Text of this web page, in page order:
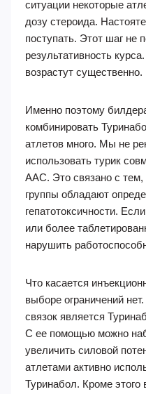
ситуации некоторые
дозу стероида.
поступать. Этот шаг не
результативность
возрастут существенно.
Именно поэтому
комбинировать
атлетов много. Мы не
использовать турик
ААС. Это связано с тем,
группы обладают
гепатотоксичности.
или более
нарушить
Что касается
выборе ограничений
связок является
С ее помощью можно
увеличить силовой
атлетами активно
Туринабол. Кроме